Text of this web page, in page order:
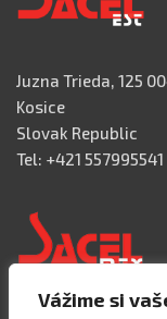
Vážime si
Juzna Trieda, 125
Kosice
Slovak Republic
Tel: +421 557995541